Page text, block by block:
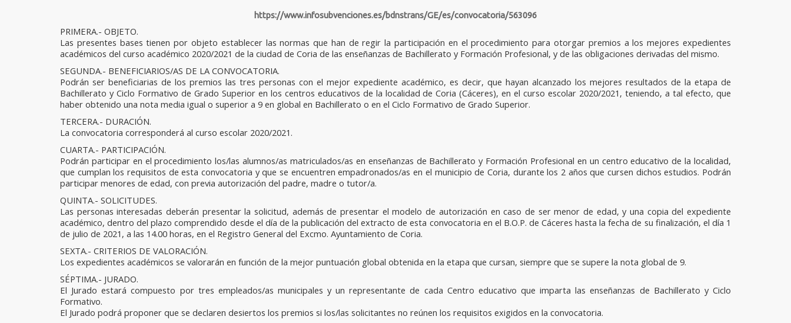
https://www.infosubvenciones.es/bdnstrans/GE/es/convocatoria/563096
PRIMERA.- OBJETO.
Las presentes bases tienen por objeto establecer las normas que han de regir la participación en el procedimiento para otorgar premios a los mejores expedientes
académicos del curso académico 2020/2021 de la ciudad de Coria de las enseñanzas de Bachillerato y Formación Profesional, y de las obligaciones derivadas del mismo.
SEGUNDA.- BENEFICIARIOS/AS DE LA CONVOCATORIA.
Podrán ser beneficiarias de los premios las tres personas con el mejor expediente académico, es decir, que hayan alcanzado los mejores resultados de la etapa de
Bachillerato y Ciclo Formativo de Grado Superior en los centros educativos de la localidad de Coria (Cáceres), en el curso escolar 2020/2021, teniendo, a tal efecto, que
haber obtenido una nota media igual o superior a 9 en global en Bachillerato o en el Ciclo Formativo de Grado Superior.
TERCERA.- DURACIÓN.
La convocatoria corresponderá al curso escolar 2020/2021.
CUARTA.- PARTICIPACIÓN.
Podrán participar en el procedimiento los/las alumnos/as matriculados/as en enseñanzas de Bachillerato y Formación Profesional en un centro educativo de la localidad,
que cumplan los requisitos de esta convocatoria y que se encuentren empadronados/as en el municipio de Coria, durante los 2 años que cursen dichos estudios. Podrán
participar menores de edad, con previa autorización del padre, madre o tutor/a.
QUINTA.- SOLICITUDES.
Las personas interesadas deberán presentar la solicitud, además de presentar el modelo de autorización en caso de ser menor de edad, y una copia del expediente
académico, dentro del plazo comprendido desde el día de la publicación del extracto de esta convocatoria en el B.O.P. de Cáceres hasta la fecha de su finalización, el día 1
de julio de 2021, a las 14.00 horas, en el Registro General del Excmo. Ayuntamiento de Coria.
SEXTA.- CRITERIOS DE VALORACIÓN.
Los expedientes académicos se valorarán en función de la mejor puntuación global obtenida en la etapa que cursan, siempre que se supere la nota global de 9.
SÉPTIMA.- JURADO.
El Jurado estará compuesto por tres empleados/as municipales y un representante de cada Centro educativo que imparta las enseñanzas de Bachillerato y Ciclo
Formativo.
El Jurado podrá proponer que se declaren desiertos los premios si los/las solicitantes no reúnen los requisitos exigidos en la convocatoria.